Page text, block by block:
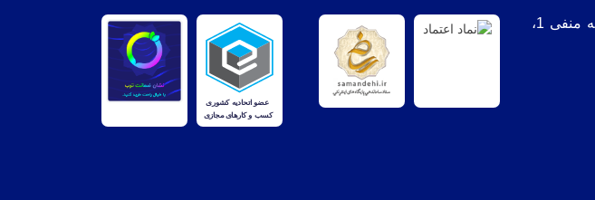
میدان فردوسی، مجتمع تجارت جهانی، طبقه منفی 1،